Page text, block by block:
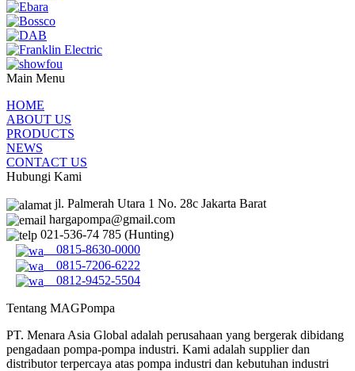
Main Menu
HOME
ABOUT US
PRODUCTS
NEWS
CONTACT US
Hubungi Kami
jl. Palmerah Utara 1 No. 28c Jakarta Barat
hargapompa@gmail.com
021-536-74 785 (Hunting)
0815-8630-0000
0815-7206-6222
0812-9452-5504
Tentang MAGPompa
PT. Menara Asia Global adalah perusahaan yang bergerak dibidang
pengadaan pompa-pompa industri. Kami adalah supplier dan
distributor terpercaya atas pompa industri dan kebutuhan industri